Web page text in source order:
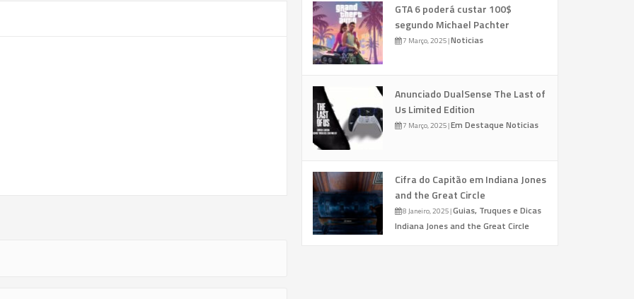
GTA 6 poderá custar 100$
segundo Michael Pachter
7 Março, 2025|Noticias
Anunciado DualSense The Last of
Us Limited Edition
7 Março, 2025|Em Destaque Noticias
Cifra do Capitão em Indiana Jones
and the Great Circle
8 Janeiro, 2025|Guias, Truques e Dicas
Indiana Jones and the Great Circle